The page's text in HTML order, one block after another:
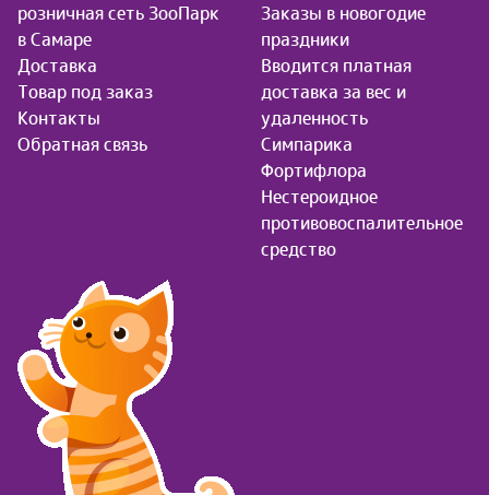
розничная сеть ЗооПарк
в Самаре
Доставка
Товар под заказ
Контакты
Обратная связь
Заказы в новогодие
праздники
Вводится платная
доставка за вес и
удаленность
Симпарика
Фортифлора
Нестероидное
противовоспалительное
средство